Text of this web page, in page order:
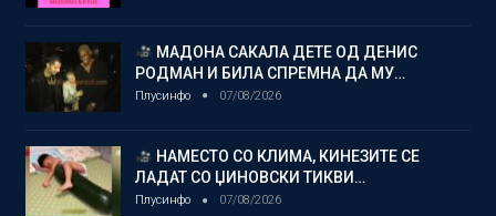
МАДОНА САКАЛА ДЕТЕ ОД ДЕНИС
РОДМАН И БИЛА СПРЕМНА ДА МУ…
Плусинфо 07/08/2026
НАМЕСТО СО КЛИМА, КИНЕЗИТЕ СЕ
ЛАДАТ СО ЏИНОВСКИ ТИКВИ…
Плусинфо 07/08/2026